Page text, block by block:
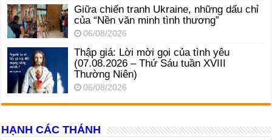
Giữa chiến tranh Ukraine, những dấu chỉ
của “Nền văn minh tình thương”
06/08/2026
Thập giá: Lời mời gọi của tình yêu
(07.08.2026 – Thứ Sáu tuần XVIII
Thường Niên)
06/08/2026
HẠNH CÁC THÁNH